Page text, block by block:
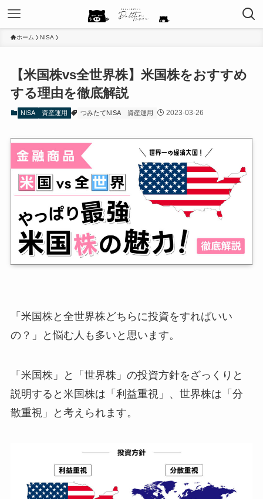
ホーム NISA
【米国株vs全世界株】米国株をおすすめ
する理由を徹底解説
NISA 資産運用 つみたてNISA 資産運用 2023-03-26
「米国株と全世界株どちらに投資をすればいい
の？」と悩む人も多いと思います。
「米国株」と「世界株」の投資方針をざっくりと
説明すると米国株は「利益重視」、世界株は「分
散重視」と考えられます。